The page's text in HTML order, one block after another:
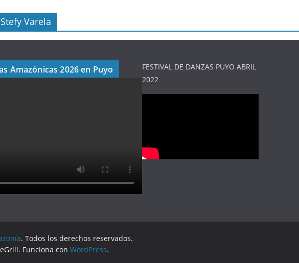
Varela
Amazónicas 2026 en Puyo
FESTIVAL DE DANZAS PUYO ABRIL
2022
. Todos los derechos reservados.
Funciona con WordPress.